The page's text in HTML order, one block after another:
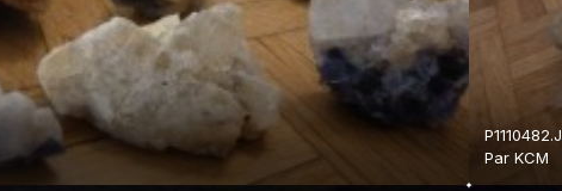
Par KCM